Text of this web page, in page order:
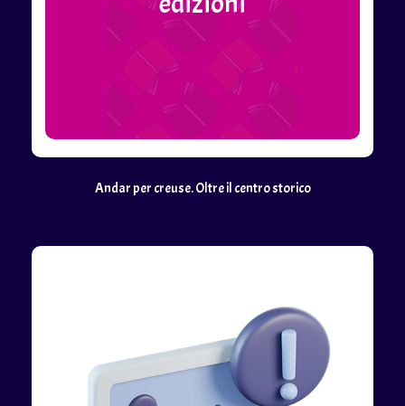
Andar per creuse. Oltre il centro storico